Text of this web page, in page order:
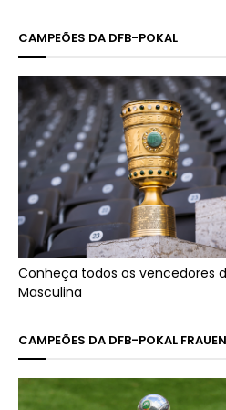
CAMPEÕES DA DFB-POKAL
Conheça todos os vencedores
Masculina
CAMPEÕES DA DFB-POKAL FRAUEN